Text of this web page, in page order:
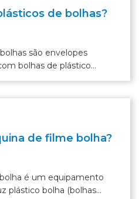
de bolhas?
são envelopes
bolhas de plástico
de filme bolha?
é um equipamento
plástico bolha (bolhas